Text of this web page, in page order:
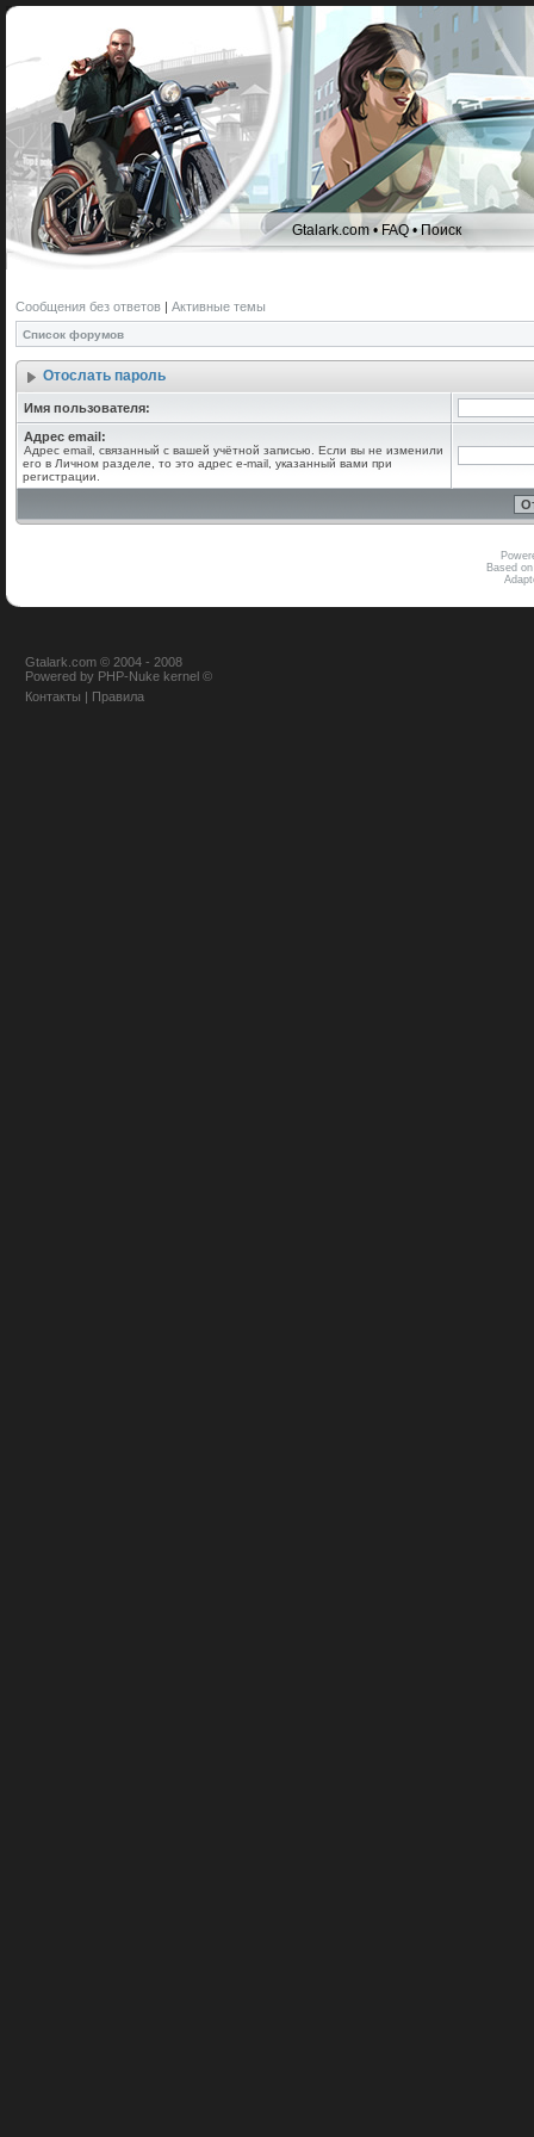
Gtalark.com •FAQ•Поиск
Сообщения без ответов | Активные темы
Список форумов
Отослать пароль
Имя пользователя:
Адрес email:
Адрес email, связанный с вашей учётной записью. Если вы не изменили
его в Личном разделе, то это адрес e-mail, указанный вами при
регистрации.
Based
Gtalark.com © 2004 - 2008
Powered by PHP-Nuke kernel ©
Контакты | Правила